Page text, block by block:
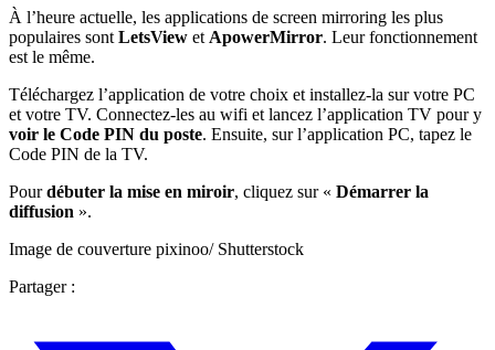
À l’heure actuelle, les applications de screen mirroring les plus
populaires sont LetsView et ApowerMirror. Leur fonctionnement
est le même.
Téléchargez l’application de votre choix et installez-la sur votre PC
et votre TV. Connectez-les au wifi et lancez l’application TV pour y
voir le Code PIN du poste. Ensuite, sur l’application PC, tapez le
Code PIN de la TV.
Pourdébuter la mise en miroir, cliquez sur « Démarrer la
diffusion ».
Image de couverture pixinoo/ Shutterstock
Partager :